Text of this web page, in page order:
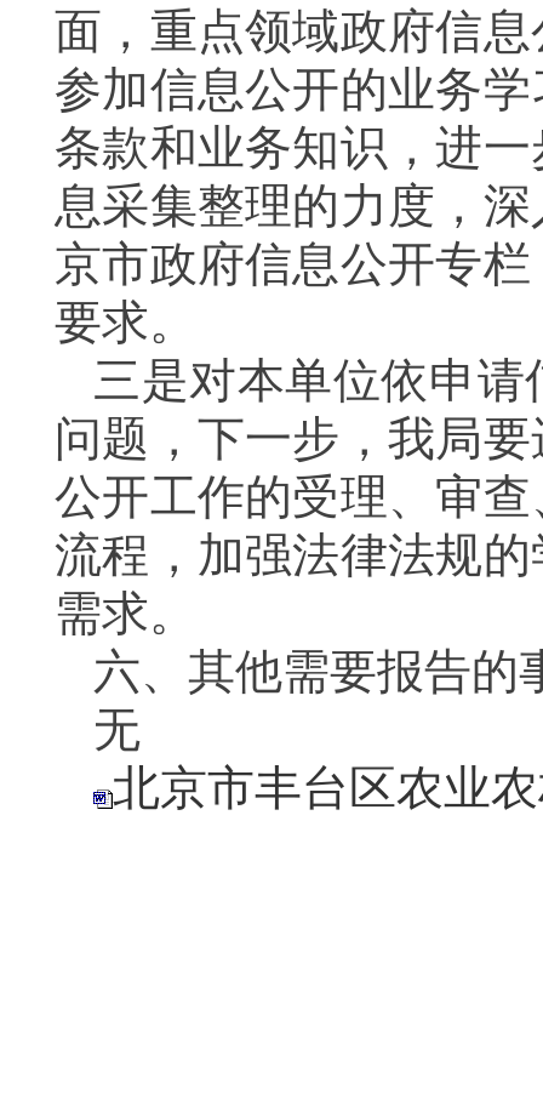
面，重点领域政府信
参加信息公开的业务
条款和业务知识，进
息采集整理的力度，
京市政府信息公开专
要求。
三是对本单位依申
问题，下一步，我局
公开工作的受理、审
流程，加强法律法规
需求。
六、其他需要报告的
无
北京市丰台区农业